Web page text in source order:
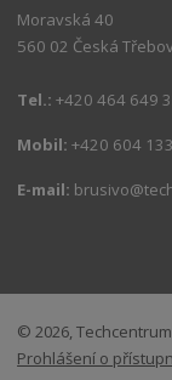
Moravská 40
560 02 Česká
Tel.: +420 464 649
Mobil: +420 604
E-mail:
© 2026,
Prohlášení o